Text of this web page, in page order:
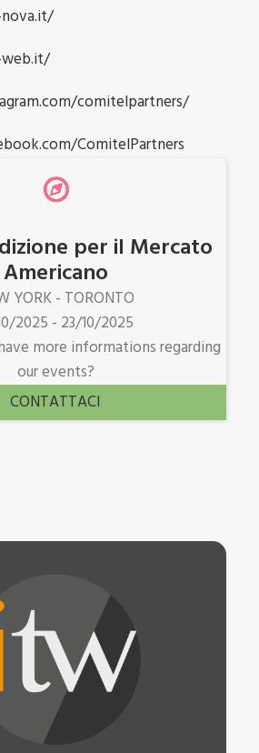
comitelpartners/
ComitelPartners
per il Mercato
Americano
YORK - TORONTO
2025 - 23/10/2025
more informations regarding
our events?
CONTATTACI